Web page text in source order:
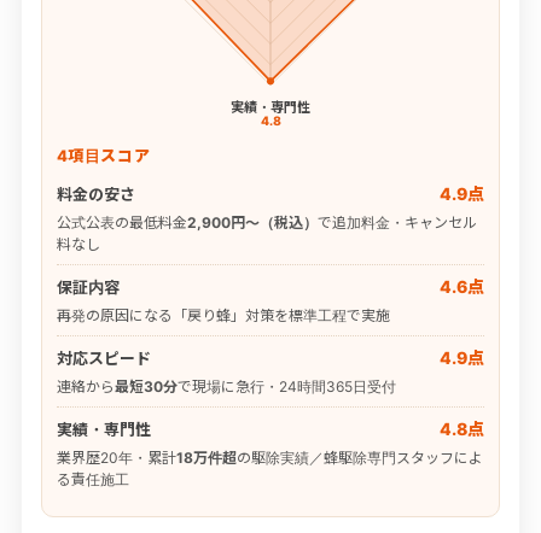
実績・専門性
4.8
4項目スコア
料金の安さ
4.9点
公式公表の最低料金2,900円〜（税込） で追加料金・キャンセル
料なし
保証内容 4.6点
再発の原因になる「戻り蜂」対策を標準工程で実施
対応スピード 4.9点
連絡から最短30分で現場に急行・24時間365日受付
実績・専門性 4.8点
業界歴20年・累計18万件超の駆除実績／蜂駆除専門スタッフによ
る責任施工